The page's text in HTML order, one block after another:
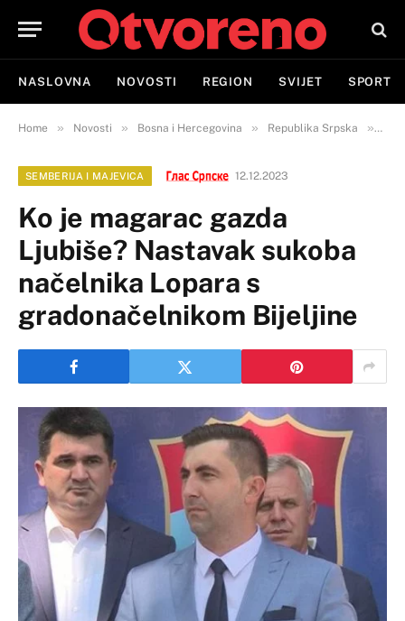
NASLOVNA NOVOSTI REGION SVIJET SPORT
Home » Novosti » Bosna i Hercegovina » Republika Srpska »
SEMBERIJA I MAJEVICA 12.12.2023
Ko je magarac gazda
Ljubiše? Nastavak sukoba
načelnika Lopara s
gradonačelnikom Bijeljine